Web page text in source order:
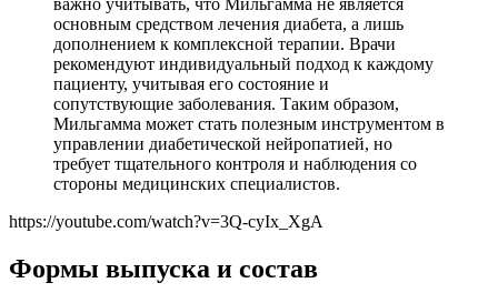
основным средством лечения диабета, а лишь
дополнением к комплексной терапии. Врачи
рекомендуют индивидуальный подход к каждому
пациенту, учитывая его состояние и
сопутствующие заболевания. Таким образом,
Мильгамма может стать полезным инструментом в
управлении диабетической нейропатией, но
требует тщательного контроля и наблюдения со
стороны медицинских специалистов.
https://youtube.com/watch?v=3Q-cyIx_XgA
Формы выпуска и состав